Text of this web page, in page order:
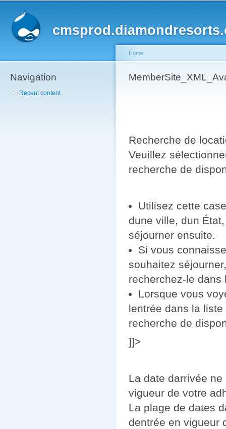
Navigation
Recent content
You are here
Home
Recherche de
Veuillez
recherche de
Utilisez cette
dune ville, dun
séjourner ensuite.
Si vous
souhaitez
recherchez-le
Lorsque vous
lentrée dans la
recherche de
]]>
La date darrivée
vigueur de votre
La plage de dates
dentrée en vigueur